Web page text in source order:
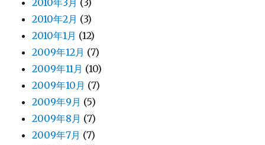
2010年3月 (3)
2010年2月 (3)
2010年1月 (12)
2009年12月 (7)
2009年11月 (10)
2009年10月 (7)
2009年9月 (5)
2009年8月 (7)
2009年7月 (7)